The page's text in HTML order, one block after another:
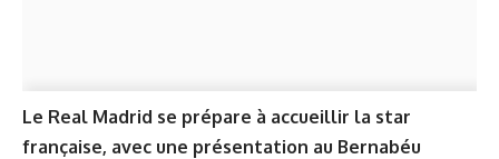
Le Real Madrid se prépare à accueillir la star
française, avec une présentation au Bernabéu